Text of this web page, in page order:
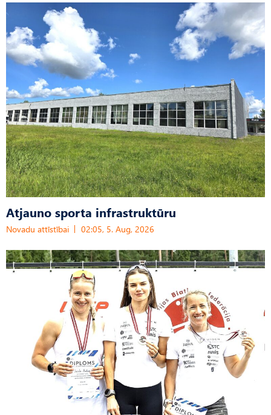
Atjauno sporta infrastruktūru
Novadu attīstībai 02:05, 5. Aug, 2026